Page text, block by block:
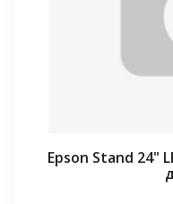
Epson Stand 24"